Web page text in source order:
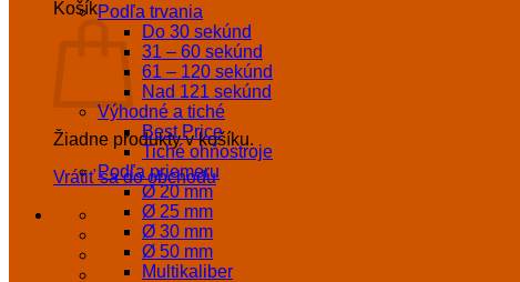
Košík
Žiadne produkty v košíku.
Vrátiť sa do obchodu
Podľa trvania
Do 30 sekúnd
31 – 60 sekúnd
61 – 120 sekúnd
Nad 121 sekúnd
Výhodné a tiché
Best Price
Tiché ohňostroje
Podľa priemeru
Ø 20 mm
Ø 25 mm
Ø 30 mm
Ø 50 mm
Multikaliber